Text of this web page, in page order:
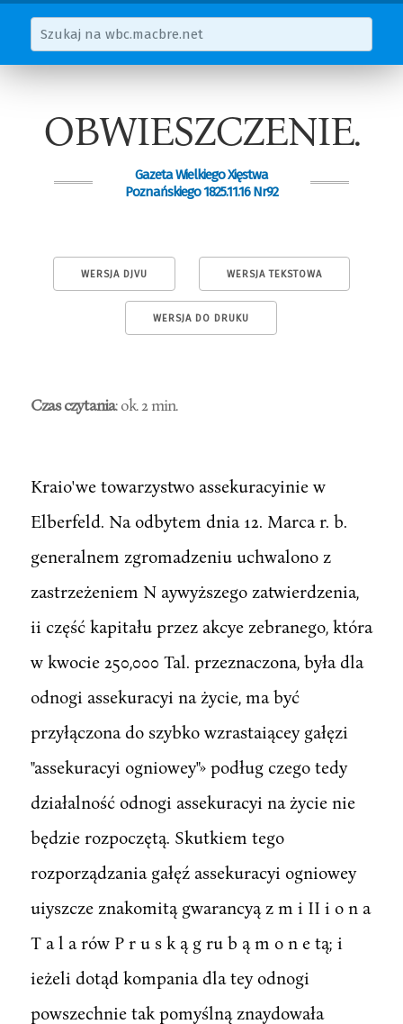
OBWIESZCZENIE.
Gazeta Wielkiego Xięstwa
Poznańskiego 1825.11.16 Nr92
WERSJA DJVU WERSJA TEKSTOWA
WERSJA DO DRUKU
Czas czytania: ok. 2 min.
Kraio'we towarzystwo assekuracyinie w
Elberfeld. Na odbytem dnia 12. Marca r. b.
generalnem zgromadzeniu uchwalono z
zastrzeżeniem N aywyższego zatwierdzenia,
ii część kapitału przez akcye zebranego, która
w kwocie 250,000 Tal. przeznaczona, była dla
odnogi assekuracyi na życie, ma być
przyłączona do szybko wzrastaiącey gałęzi
"assekuracyi ogniowey"» podług czego tedy
działalność odnogi assekuracyi na życie nie
będzie rozpoczętą. Skutkiem tego
rozporządzania gałęź assekuracyi ogniowey
uiyszcze znakomitą gwarancyą z m i II i o n a
T a l a rów P r u s k ą g ru b ą m o n e tą; i
ieżeli dotąd kompania dla tey odnogi
powszechnie tak pomyślną znaydowała